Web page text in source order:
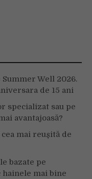
Well 2026.
de 15 ani
specializat sau pe
avantajoasă?
mai reușită de
bazate pe
mai bine